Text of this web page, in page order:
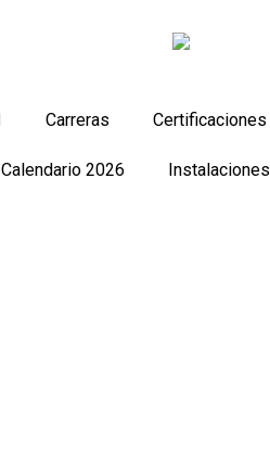
Carreras Certificaciones
Calendario 2026 Instalaciones